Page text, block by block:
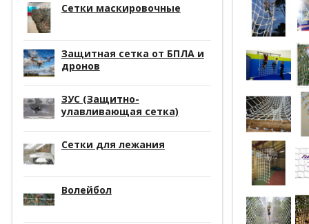
Сетки маскировочные
Защитная сетка от БПЛА и
дронов
ЗУС (Защитно-
улавливающая сетка)
Сетки для лежания
Волейбол